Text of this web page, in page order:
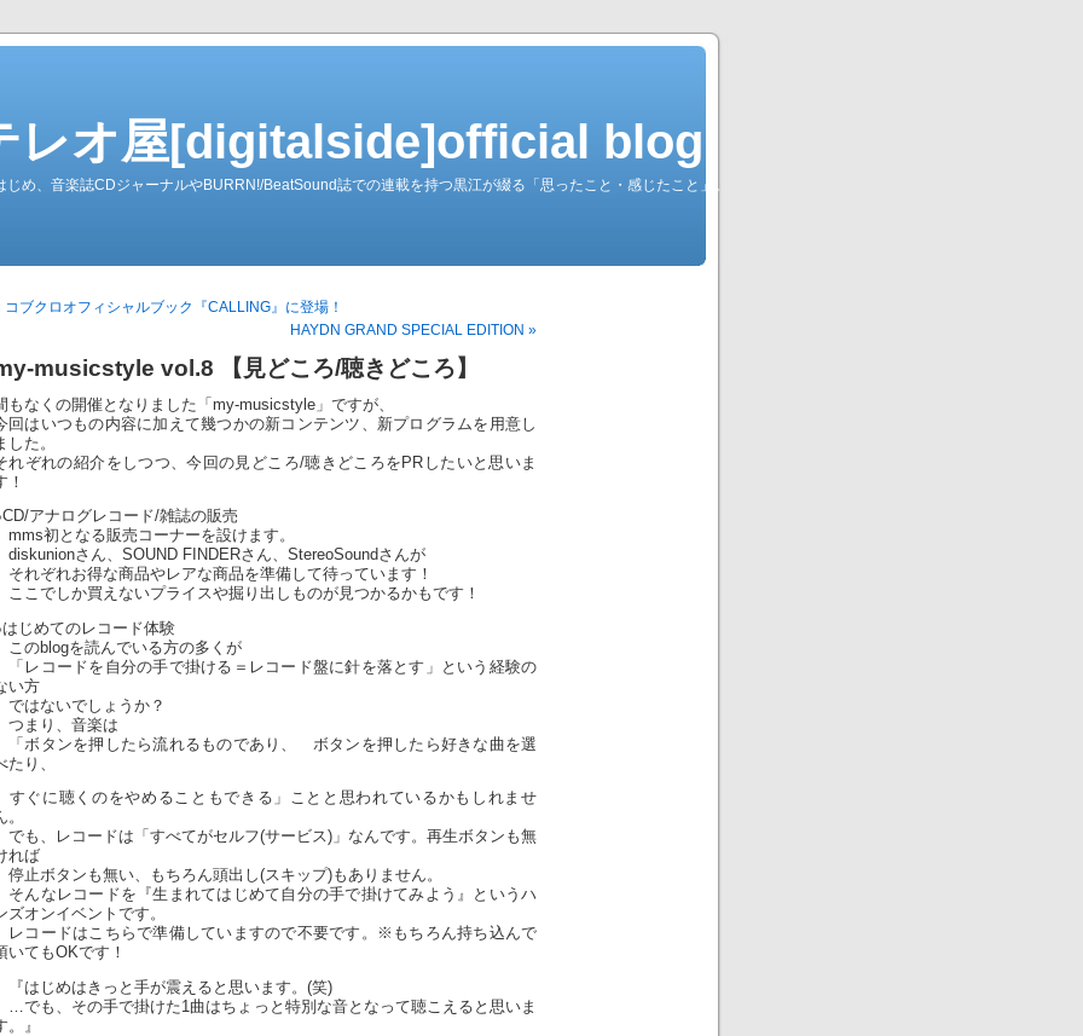
レオ屋[digitalside]official blog.
め、音楽誌CDジャーナルやBURRN!/BeatSound誌での連載を持つ黒江が綴る「思ったこと・感じたこと」。
コブクロオフィシャルブック『CALLING』に登場！
HAYDN GRAND SPECIAL EDITION »
musicstyle vol.8 【見どころ/聴きどころ】
もなくの開催となりました「my-musicstyle」ですが、
回はいつもの内容に加えて幾つかの新コンテンツ、新プログラムを用意し
した。
れぞれの紹介をしつつ、今回の見どころ/聴きどころをPRしたいと思いま
！
アナログレコード/雑誌の販売
初となる販売コーナーを設けます。
さん、SOUND FINDERさん、StereoSoundさんが
れぞれお得な商品やレアな商品を準備して待っています！
こでしか買えないプライスや掘り出しものが見つかるかもです！
じめてのレコード体験
のblogを読んでいる方の多くが
レコードを自分の手で掛ける＝レコード盤に針を落とす」という経験の
い方
はないでしょうか？
まり、音楽は
ボタンを押したら流れるものであり、 ボタンを押したら好きな曲を選
たり、
ぐに聴くのをやめることもできる」ことと思われているかもしれませ
。
も、レコードは「すべてがセルフ(サービス)」なんです。再生ボタンも無
れば
止ボタンも無い、もちろん頭出し(スキップ)もありません。
んなレコードを『生まれてはじめて自分の手で掛けてみよう』というハ
ズオンイベントです。
コードはこちらで準備していますので不要です。※もちろん持ち込んで
いてもOKです！
はじめはきっと手が震えると思います。(笑)
も、その手で掛けた1曲はちょっと特別な音となって聴こえると思いま
。』